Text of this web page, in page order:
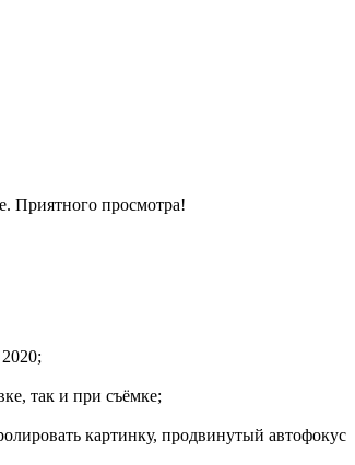
Приятного просмотра!
так и при съёмке;
картинку, продвинутый автофокус